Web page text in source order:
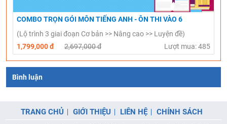
COMBO TRỌN GÓI MÔN TIẾNG ANH - ÔN THI VÀO 6
(Lộ trình 3 giai đoạn Cơ bản >> Nâng cao >> Luyện đề)
1,799,000 đ
2,697,000 đ Lượt mua: 485
Bình luận
TRANG CHỦ GIỚI THIỆU LIÊN HỆ CHÍNH SÁCH